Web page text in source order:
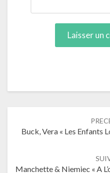
Buck, Vera « Les Enfants
Manchette & Niemiec « A